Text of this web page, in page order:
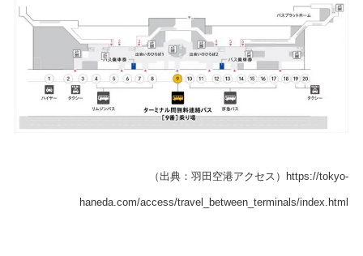
（出典：羽田空港アクセス）https://tokyo-
haneda.com/access/travel_between_terminals/index.html